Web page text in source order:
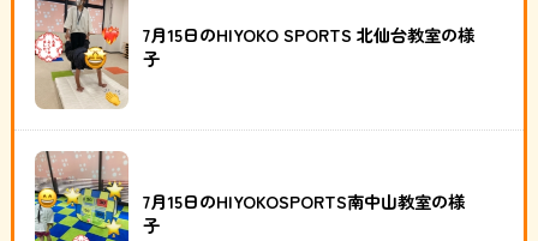
7月15日のHIYOKO SPORTS 北仙台教室の様
子
7月15日のHIYOKOSPORTS南中山教室の様
子